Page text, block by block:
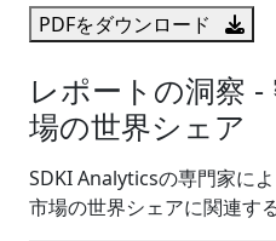
PDFをダウンロード
レポートの洞察 -
場の世界シェア
SDKI Analyticsの専門家に
市場の世界シェアに関連す